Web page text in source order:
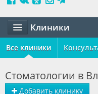
Клиники
Статьи
Обучение
Все клиники
Добавить клинику
Стоматологии в